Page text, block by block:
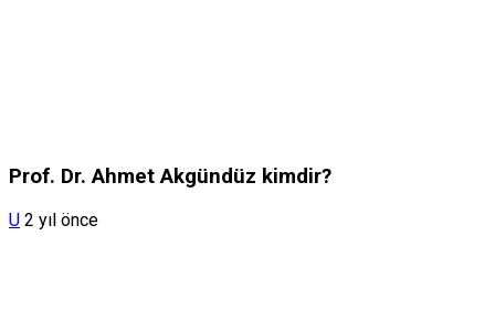
Prof. Dr. Ahmet Akgündüz kimdir?
U 2 yıl önce